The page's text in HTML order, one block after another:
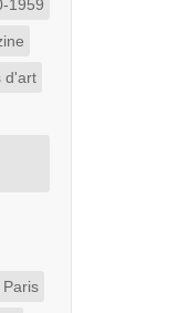
1959
d'art